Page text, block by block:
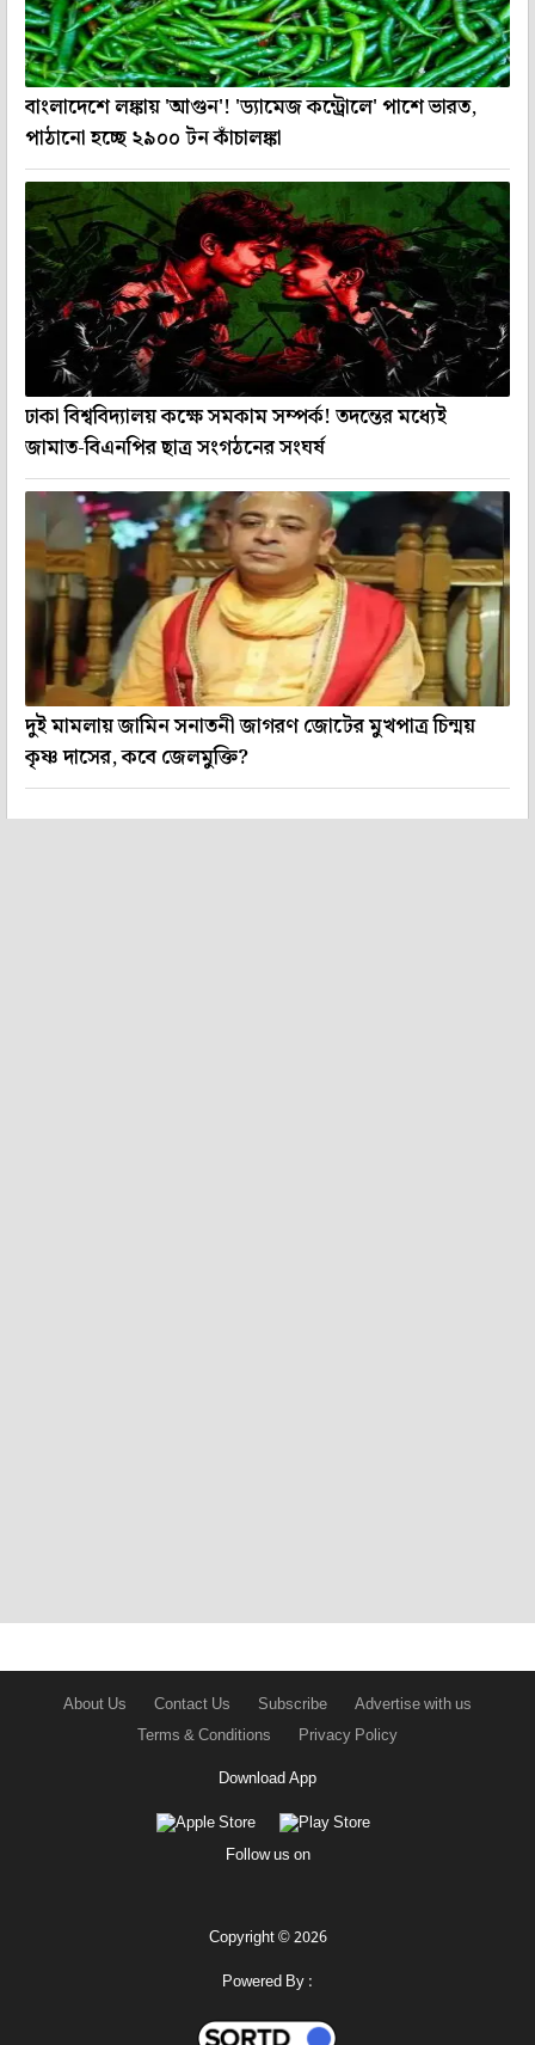
বাংলাদেশে লঙ্কায় 'আগুন'! 'ড্যামেজ কন্ট্রোলে' পাশে ভারত,
পাঠানো হচ্ছে ২৯০০ টন কাঁচালঙ্কা
ঢাকা বিশ্ববিদ্যালয় কক্ষে সমকাম সম্পর্ক! তদন্তের মধ্যেই
জামাত-বিএনপির ছাত্র সংগঠনের সংঘর্ষ
দুই মামলায় জামিন সনাতনী জাগরণ জোটের মুখপাত্র চিন্ময়
কৃষ্ণ দাসের, কবে জেলমুক্তি?
About Us Contact Us Subscribe
Advertise with us
Terms & Conditions
Privacy Policy
Download App
Follow us on
Copyright © 2026
Powered By :